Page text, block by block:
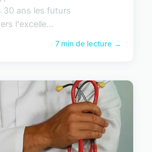
30 ans les futurs
l'excelle...
7 min de lecture →